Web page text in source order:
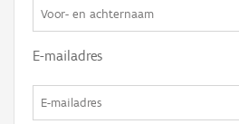
E-mailadres